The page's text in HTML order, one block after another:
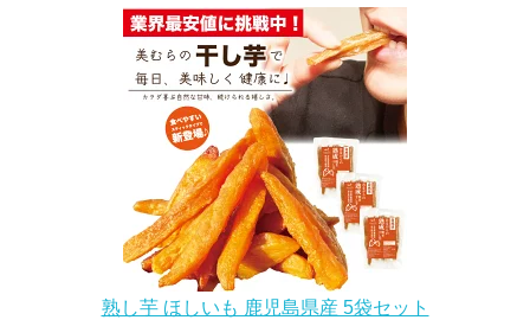
熟し芋 ほしいも 鹿児島県産 5袋セット